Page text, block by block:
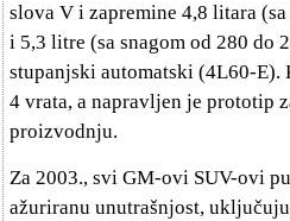
slova V i zapremine 4,8 litara
i 5,3 litre (sa snagom od 280 do
stupanjski automatski (4L60-E).
4 vrata, a napravljen je prototip
proizvodnju.
Za 2003., svi GM-ovi SUV-ovi
ažuriranu unutrašnjost,